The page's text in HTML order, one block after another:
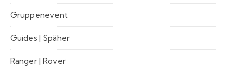
Gruppenevent
Guides | Späher
Ranger | Rover